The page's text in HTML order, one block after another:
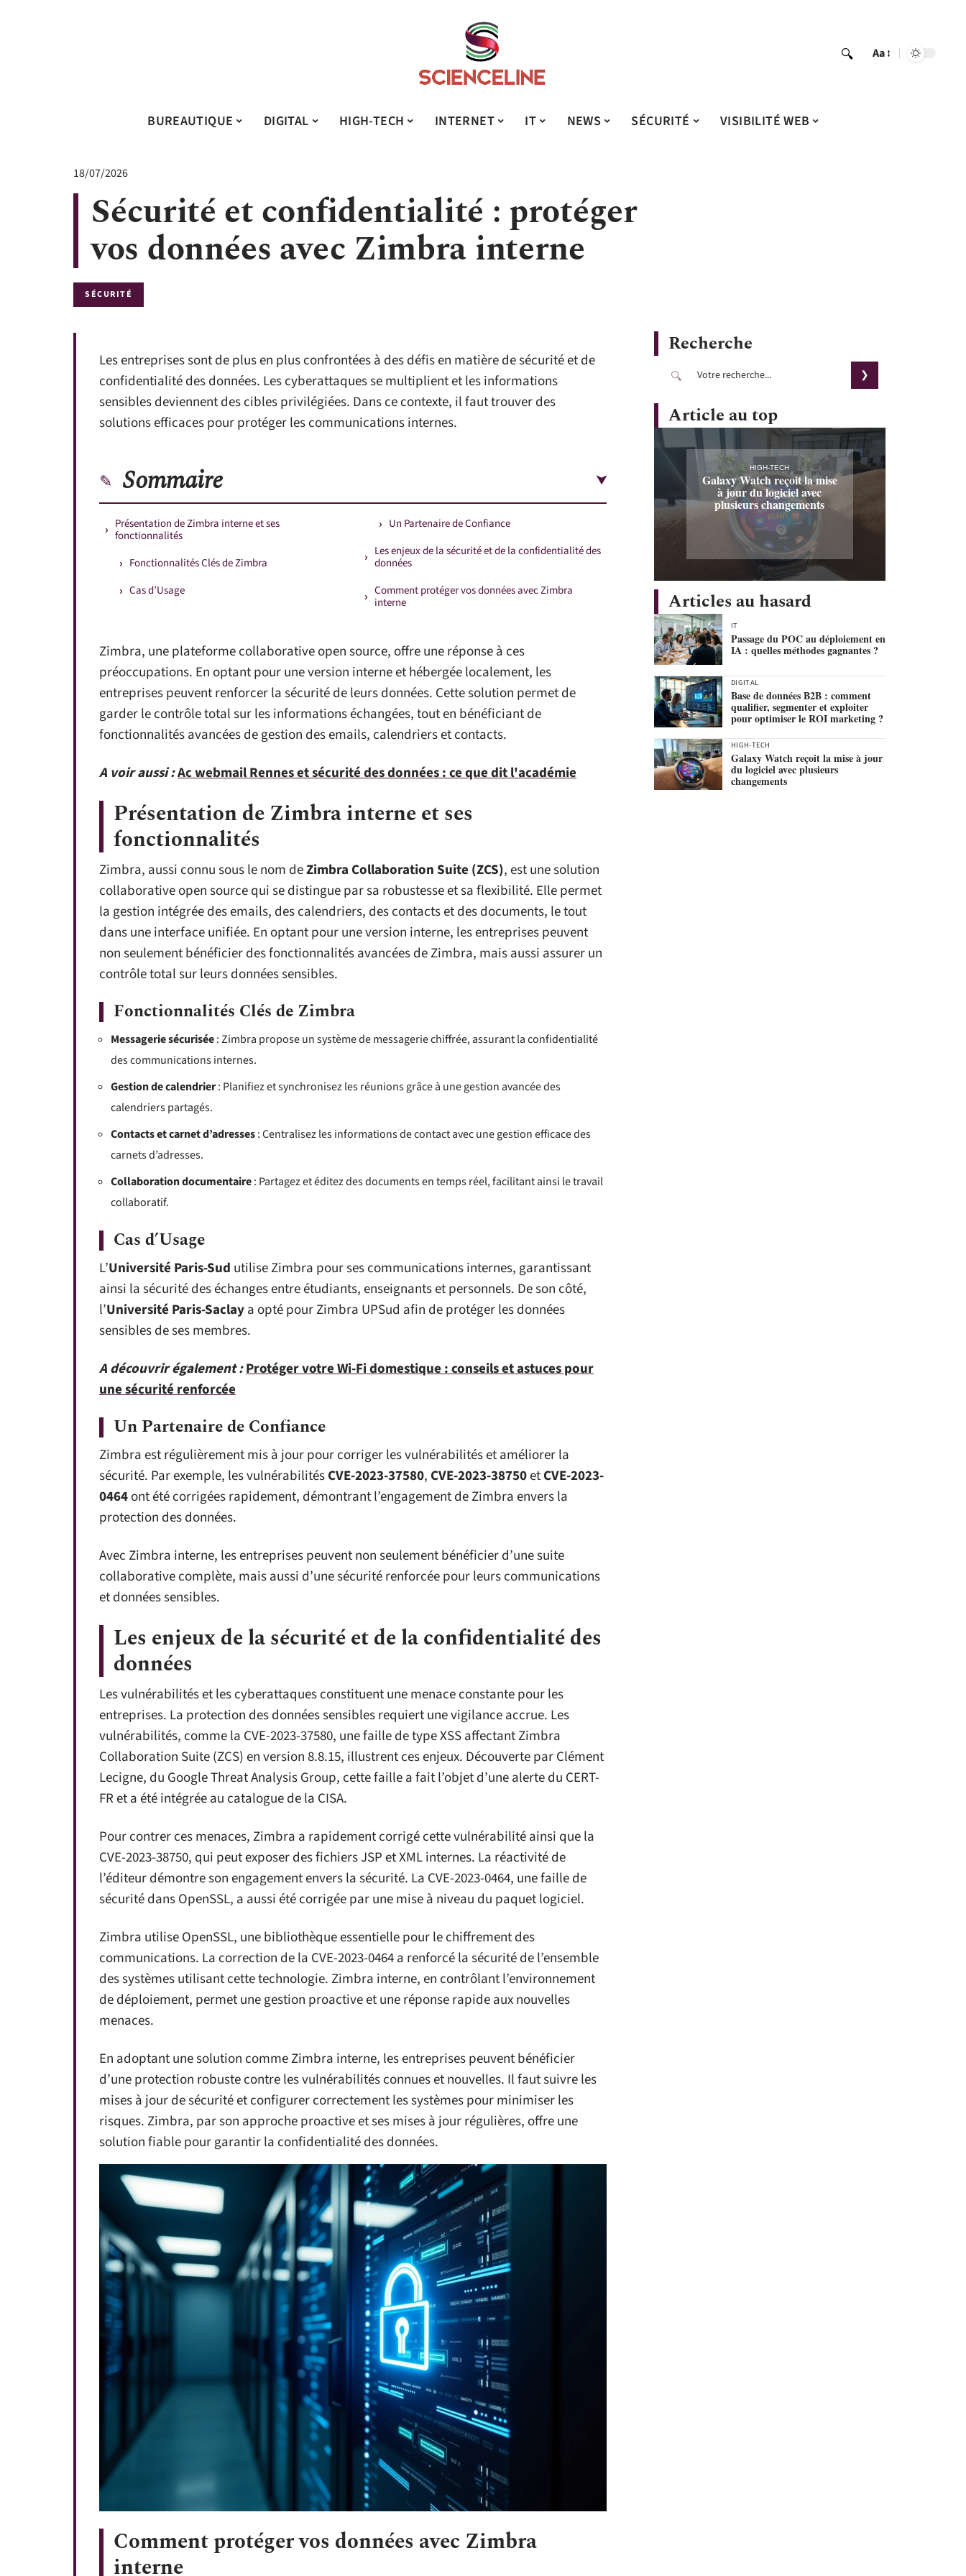
Aa
BUREAUTIQUE DIGITAL HIGH-TECH INTERNET IT NEWS SÉCURITÉ VISIBILITÉ WEB
18/07/2026
Sécurité et confidentialité : protéger
vos données avec Zimbra interne
SÉCURITÉ
Les entreprises sont de plus en plus confrontées à des défis en matière de sécurité et de
confidentialité des données. Les cyberattaques se multiplient et les informations
sensibles deviennent des cibles privilégiées. Dans ce contexte, il faut trouver des
solutions efficaces pour protéger les communications internes.
Sommaire
Présentation de Zimbra interne et ses
fonctionnalités
Fonctionnalités Clés de Zimbra
Cas d’Usage
Un Partenaire de Confiance
Les enjeux de la sécurité et de la confidentialité des
données
Comment protéger vos données avec Zimbra
interne
Zimbra, une plateforme collaborative open source, offre une réponse à ces
préoccupations. En optant pour une version interne et hébergée localement, les
entreprises peuvent renforcer la sécurité de leurs données. Cette solution permet de
garder le contrôle total sur les informations échangées, tout en bénéficiant de
fonctionnalités avancées de gestion des emails, calendriers et contacts.
A voir aussi :Ac webmail Rennes et sécurité des données : ce que dit l'académie
Présentation de Zimbra interne et ses
fonctionnalités
Zimbra, aussi connu sous le nom deZimbra Collaboration Suite (ZCS), est une solution
collaborative open source qui se distingue par sa robustesse et sa flexibilité. Elle permet
la gestion intégrée des emails, des calendriers, des contacts et des documents, le tout
dans une interface unifiée. En optant pour une version interne, les entreprises peuvent
non seulement bénéficier des fonctionnalités avancées de Zimbra, mais aussi assurer un
contrôle total sur leurs données sensibles.
Fonctionnalités Clés de Zimbra
Messagerie sécurisée: Zimbra propose un système de messagerie chiffrée, assurant la confidentialité
des communications internes.
Gestion de calendrier: Planifiez et synchronisez les réunions grâce à une gestion avancée des
calendriers partagés.
Contacts et carnet d’adresses: Centralisez les informations de contact avec une gestion efficace des
carnets d’adresses.
Collaboration documentaire: Partagez et éditez des documents en temps réel, facilitant ainsi le travail
collaboratif.
Cas d’Usage
L’Université Paris-Sud utilise Zimbra pour ses communications internes, garantissant
ainsi la sécurité des échanges entre étudiants, enseignants et personnels. De son côté,
l’Université Paris-Saclaya opté pour Zimbra UPSud afin de protéger les données
sensibles de ses membres.
A découvrir également :Protéger votre Wi-Fi domestique : conseils et astuces pour
une sécurité renforcée
Un Partenaire de Confiance
Zimbra est régulièrement mis à jour pour corriger les vulnérabilités et améliorer la
sécurité. Par exemple, les vulnérabilitésCVE-2023-37580, CVE-2023-38750etCVE-2023-
0464ont été corrigées rapidement, démontrant l’engagement de Zimbra envers la
protection des données.
Avec Zimbra interne, les entreprises peuvent non seulement bénéficier d’une suite
collaborative complète, mais aussi d’une sécurité renforcée pour leurs communications
et données sensibles.
Les enjeux de la sécurité et de la confidentialité des
données
Les vulnérabilités et les cyberattaques constituent une menace constante pour les
entreprises. La protection des données sensibles requiert une vigilance accrue. Les
vulnérabilités, comme la CVE-2023-37580, une faille de type XSS affectant Zimbra
Collaboration Suite (ZCS) en version 8.8.15, illustrent ces enjeux. Découverte par Clément
Lecigne, du Google Threat Analysis Group, cette faille a fait l’objet d’une alerte du CERT-
FR et a été intégrée au catalogue de la CISA.
Pour contrer ces menaces, Zimbra a rapidement corrigé cette vulnérabilité ainsi que la
CVE-2023-38750, qui peut exposer des fichiers JSP et XML internes. La réactivité de
l’éditeur démontre son engagement envers la sécurité. La CVE-2023-0464, une faille de
sécurité dans OpenSSL, a aussi été corrigée par une mise à niveau du paquet logiciel.
Zimbra utilise OpenSSL, une bibliothèque essentielle pour le chiffrement des
communications. La correction de la CVE-2023-0464 a renforcé la sécurité de l’ensemble
des systèmes utilisant cette technologie. Zimbra interne, en contrôlant l’environnement
de déploiement, permet une gestion proactive et une réponse rapide aux nouvelles
menaces.
En adoptant une solution comme Zimbra interne, les entreprises peuvent bénéficier
d’une protection robuste contre les vulnérabilités connues et nouvelles. Il faut suivre les
mises à jour de sécurité et configurer correctement les systèmes pour minimiser les
risques. Zimbra, par son approche proactive et ses mises à jour régulières, offre une
solution fiable pour garantir la confidentialité des données.
Comment protéger vos données avec Zimbra
interne
Recherche
Article au top
HIGH-TECH
Galaxy Watch reçoit la mise
à jour du logiciel avec
plusieurs changements
Articles au hasard
IT
Passage du POC au déploiement en
IA : quelles méthodes gagnantes ?
DIGITAL
Base de données B2B : comment
qualifier, segmenter et exploiter
pour optimiser le ROI marketing ?
HIGH-TECH
Galaxy Watch reçoit la mise à jour
du logiciel avec plusieurs
changements